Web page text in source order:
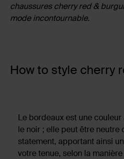
chaussures cherry red &
mode incontournable.
How to style cherry
Le bordeaux est une
le noir ; elle peut être neutre
statement, apportant ainsi
votre tenue, selon la